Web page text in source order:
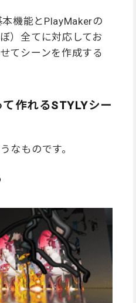
機能とPlayMakerの
）全てに対応してお
てシーンを作成する
作れるSTYLYシー
なものです。